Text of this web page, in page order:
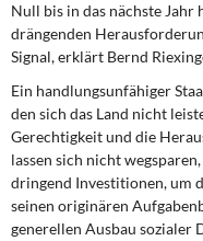
Öffentliche
DIE LINKE
Weitere Themen
Memo-Gruppe
Null bis in das nächste
drängenden
Signal, erklärt Bernd
Ein handlungsunfähiger
den sich das Land nicht
Gerechtigkeit und die
lassen sich nicht
dringend Investitionen, um
seinen originären
generellen Ausbau